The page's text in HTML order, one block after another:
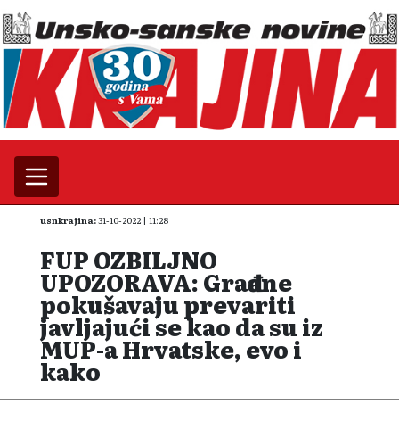
usnkrajina:31-10-2022 | 11:28
FUP OZBILJNO
UPOZORAVA: Građane
pokušavaju prevariti
javljajući se kao da su iz
MUP-a Hrvatske, evo i
kako